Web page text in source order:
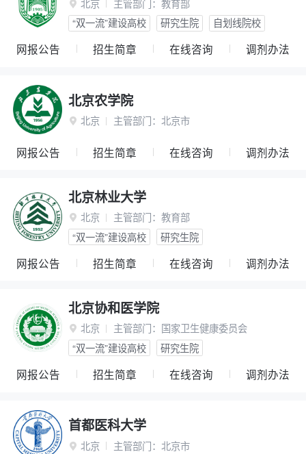
 北京 主管部门： 教育部
“双一流”建设高校
研究生院 自划线院校
网报公告 招生简章 在线咨询 调剂办法
北京农学院
 北京 主管部门： 北京市
网报公告 招生简章 在线咨询 调剂办法
北京林业大学
 北京 主管部门： 教育部
“双一流”建设高校
研究生院
网报公告 招生简章 在线咨询 调剂办法
北京协和医学院
 北京 主管部门： 国家卫生健康委员会
“双一流”建设高校
研究生院
网报公告 招生简章 在线咨询 调剂办法
首都医科大学
 北京 主管部门： 北京市